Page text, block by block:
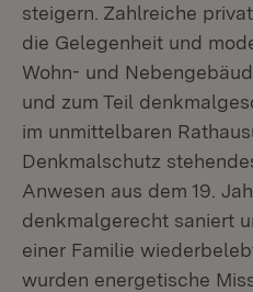
steigern. Zahlreiche
die Gelegenheit und
Wohn- und
und zum Teil
im unmittelbaren
Denkmalschutz
Anwesen aus dem 19.
denkmalgerecht saniert
einer Familie
wurden energetische